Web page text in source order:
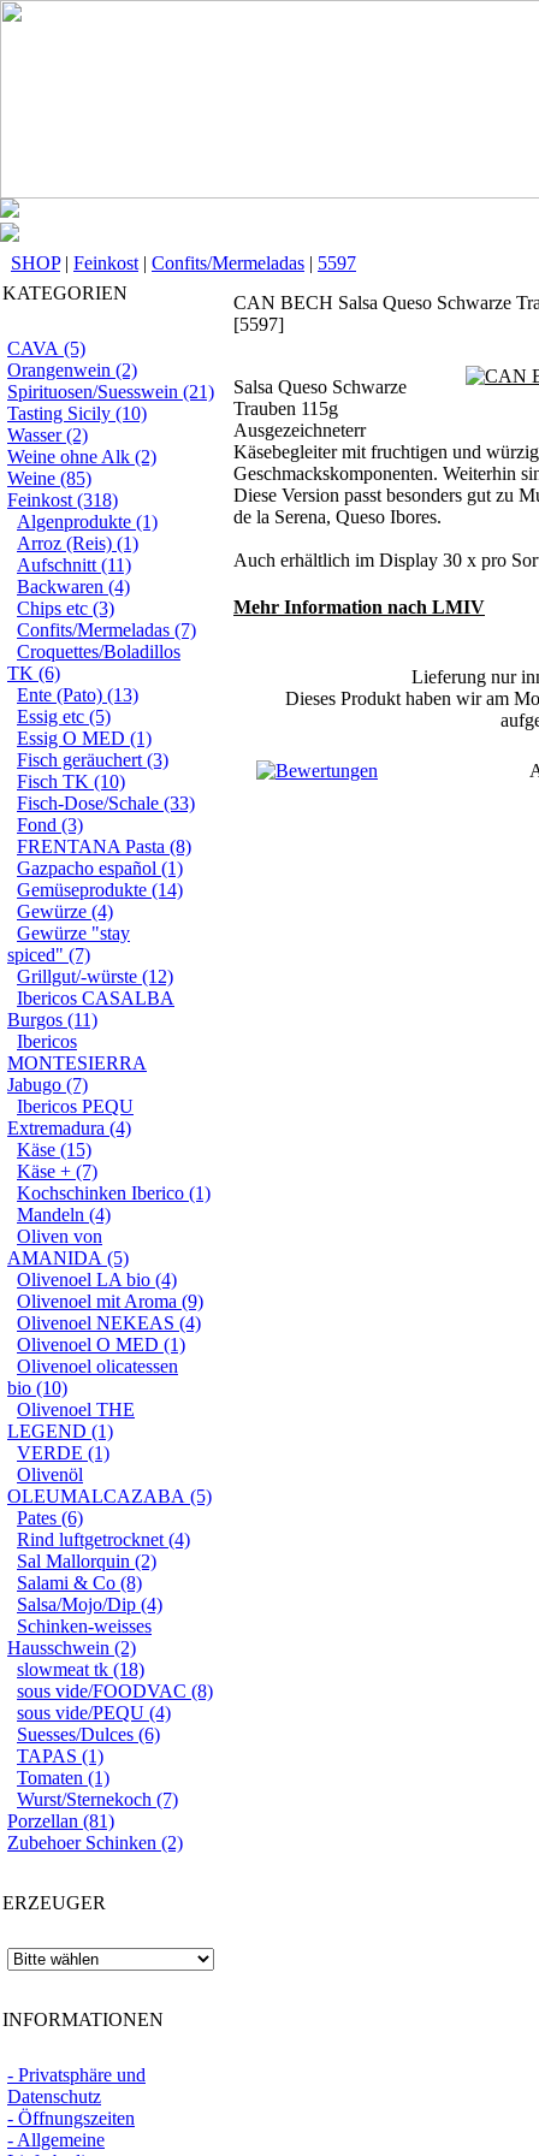
SHOP| Feinkost | Confits/Mermeladas | 5597
KATEGORIEN
CAVA (5)
Orangenwein (2)
Spirituosen/Suesswein (21)
Tasting Sicily (10)
Wasser (2)
Weine ohne Alk (2)
Weine (85)
Feinkost (318)
Algenprodukte (1)
Arroz (Reis) (1)
Aufschnitt (11)
Backwaren (4)
Chips etc (3)
Confits/Mermeladas (7)
Croquettes/Boladillos
TK (6)
Ente (Pato) (13)
Essig etc (5)
Essig O MED (1)
Fisch geräuchert (3)
Fisch TK (10)
Fisch-Dose/Schale (33)
Fond (3)
FRENTANA Pasta (8)
Gazpacho español (1)
Gemüseprodukte (14)
Gewürze (4)
Gewürze "stay
spiced" (7)
Grillgut/-würste (12)
Ibericos CASALBA
Burgos (11)
Ibericos
MONTESIERRA
Jabugo (7)
Ibericos PEQU
Extremadura (4)
Käse (15)
Käse + (7)
Kochschinken Iberico (1)
Mandeln (4)
Oliven von
AMANIDA (5)
Olivenoel LA bio (4)
Olivenoel mit Aroma (9)
Olivenoel NEKEAS (4)
Olivenoel O MED (1)
Olivenoel olicatessen
bio (10)
Olivenoel THE
LEGEND (1)
VERDE (1)
Olivenöl
OLEUMALCAZABA (5)
Pates (6)
Rind luftgetrocknet (4)
Sal Mallorquin (2)
Salami & Co (8)
Salsa/Mojo/Dip (4)
Schinken-weisses
Hausschwein (2)
slowmeat tk (18)
sous vide/FOODVAC (8)
sous vide/PEQU (4)
Suesses/Dulces (6)
TAPAS (1)
Tomaten (1)
Wurst/Sternekoch (7)
Porzellan (81)
Zubehoer Schinken (2)
ERZEUGER
INFORMATIONEN
- Privatsphäre und
Datenschutz
- Öffnungszeiten
- Allgemeine
CAN BECH Salsa Queso Schwarze
[5597]
Salsa Queso Schwarze
Trauben 115g
Ausgezeichneterr
Käsebegleiter mit fruchtigen und
Geschmackskomponenten. Weiterhin
Diese Version passt besonders gut zu
de la Serena, Queso Ibores.
Auch erhältlich im Display 30 x pro
Mehr Information nach LMIV
Lieferung nur
Dieses Produkt haben wir am